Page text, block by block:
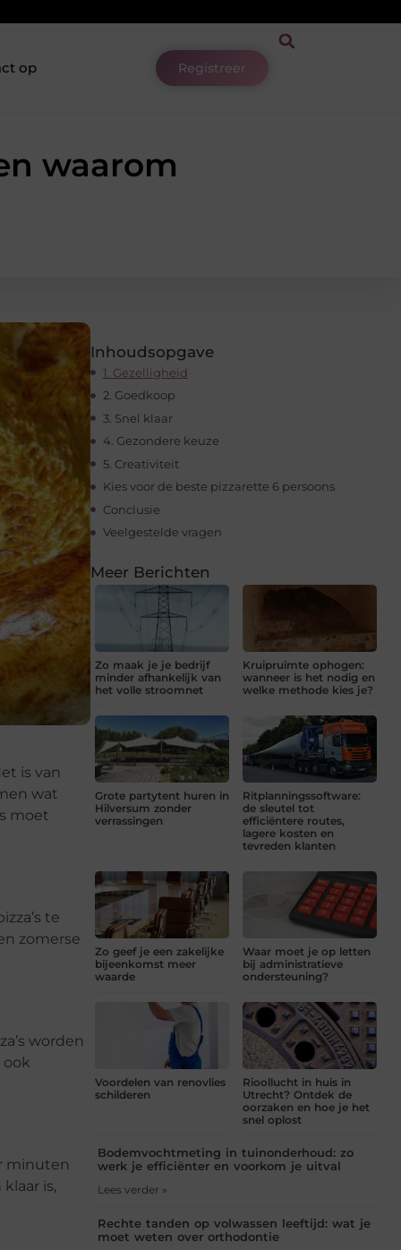
op Registreer
waarom
is van
wat
moet
te
zomerse
worden
minuten
is,
Inhoudsopgave
1. Gezelligheid
2. Goedkoop
3. Snel klaar
4. Gezondere keuze
5. Creativiteit
Kies voor de beste pizzarette 6 persoons
Conclusie
Veelgestelde vragen
Meer Berichten
Zo maak je je bedrijf
minder afhankelijk van
het volle stroomnet
Kruipruimte ophogen:
wanneer is het nodig en
welke methode kies je?
Grote partytent huren in
Hilversum zonder
verrassingen
Ritplanningssoftware:
de sleutel tot
efficiëntere routes,
lagere kosten en
tevreden klanten
Zo geef je een zakelijke
bijeenkomst meer
waarde
Waar moet je op letten
bij administratieve
ondersteuning?
Voordelen van renovlies
schilderen
Rioollucht in huis in
Utrecht? Ontdek de
oorzaken en hoe je het
snel oplost
Bodemvochtmeting in tuinonderhoud: zo
werk je efficiënter en voorkom je uitval
Lees verder »
Rechte tanden op volwassen leeftijd: wat je
moet weten over orthodontie